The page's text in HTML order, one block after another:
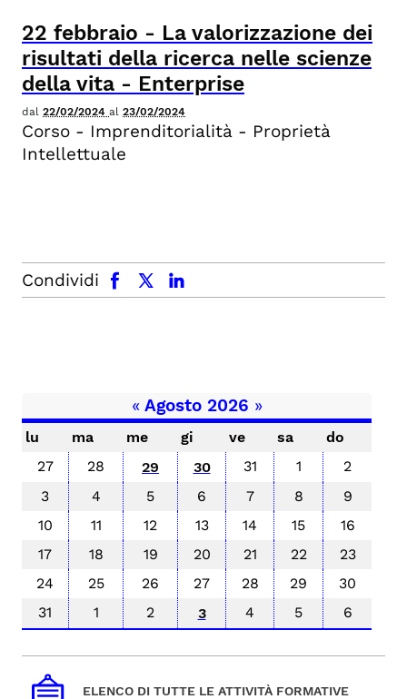
22 febbraio - La valorizzazione dei
risultati della ricerca nelle scienze
della vita - Enterprise
dal 22/02/2024 al 23/02/2024
Corso - Imprenditorialità - Proprietà
Intellettuale
Condividi
facebook x.com linkedin
«Agosto 2026 »
lu ma me gi ve sa
do
27
28 29 30 31 1
2
3
4 5 6 7 8
9
10
11 12 13 14 15
16
17
18 19 20 21 22
23
24
25 26 27 28 29
30
31
1 2 3 4 5 6
ELENCO DI TUTTE LE ATTIVITÀ FORMATIVE